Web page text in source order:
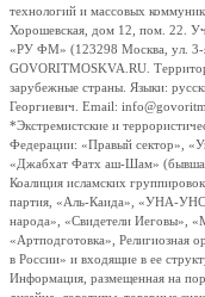
технологий и массовых
Хорошевская, дом 12, пом. 22.
«РУ ФМ» (123298 Москва, ул. 3-
GOVORITMOSKVA.RU.
зарубежные страны. Языки:
Георгиевич. Email:
*Экстремистские и
Федерации: «Правый сектор»,
«Джабхат Фатх аш-Шам»
Коалиция исламских
партия, «Аль-Каида», «УНА-
народа», «Свидетели Иеговы»,
«Артподготовка», Религиозная
в России» и входящие в ее
Информация, размещенная на